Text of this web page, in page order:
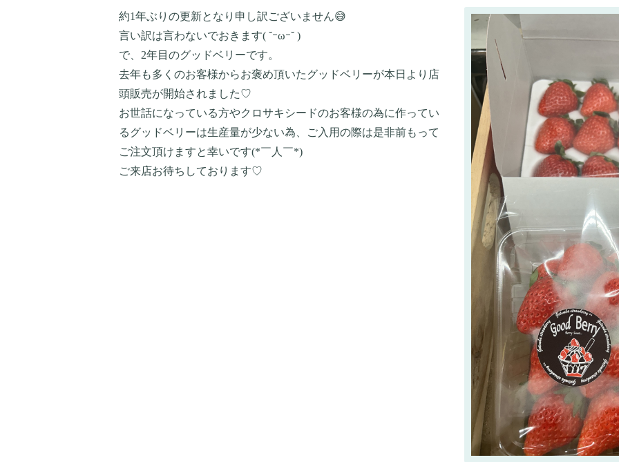
約1年ぶりの更新となり申し訳ございません😅
言い訳は言わないでおきます( ˘ｰωｰ˘ )
で、2年目のグッドベリーです。
去年も多くのお客様からお褒め頂いたグッドベリーが本日より店
頭販売が開始されました♡
お世話になっている方やクロサキシードのお客様の為に作ってい
るグッドベリーは生産量が少ない為、ご入用の際は是非前もって
ご注文頂けますと幸いです(*￣人￣*)
ご来店お待ちしております♡